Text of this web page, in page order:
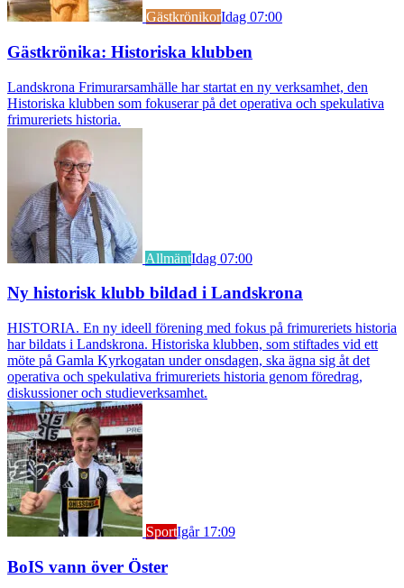
GästkrönikorIdag 07:00
Gästkrönika: Historiska klubben
Landskrona Frimurarsamhälle har startat en ny verksamhet, den
Historiska klubben som fokuserar på det operativa och spekulativa
frimureriets historia.
AllmäntIdag 07:00
Ny historisk klubb bildad i Landskrona
HISTORIA. En ny ideell förening med fokus på frimureriets historia
har bildats i Landskrona. Historiska klubben, som stiftades vid ett
möte på Gamla Kyrkogatan under onsdagen, ska ägna sig åt det
operativa och spekulativa frimureriets historia genom föredrag,
diskussioner och studieverksamhet.
SportIgår 17:09
BoIS vann över Öster